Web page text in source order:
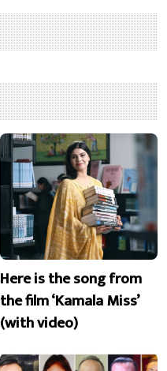
Here is the song from
the film ‘Kamala Miss’
(with video)